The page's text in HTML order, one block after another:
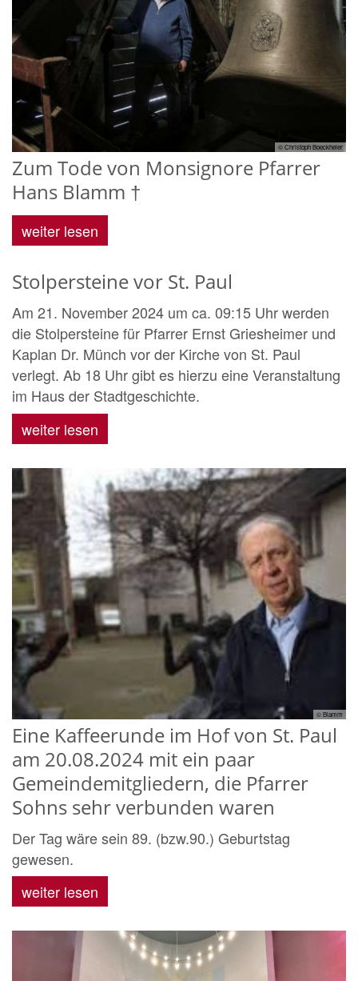
© Christoph Boeckheier
Zum Tode von Monsignore Pfarrer
Hans Blamm †
weiter lesen
Stolpersteine vor St. Paul
Am 21. November 2024 um ca. 09:15 Uhr werden
die Stolpersteine für Pfarrer Ernst Griesheimer und
Kaplan Dr. Münch vor der Kirche von St. Paul
verlegt. Ab 18 Uhr gibt es hierzu eine Veranstaltung
im Haus der Stadtgeschichte.
weiter lesen
© Blamm
Eine Kaffeerunde im Hof von St. Paul
am 20.08.2024 mit ein paar
Gemeindemitgliedern, die Pfarrer
Sohns sehr verbunden waren
Der Tag wäre sein 89. (bzw.90.) Geburtstag
gewesen.
weiter lesen